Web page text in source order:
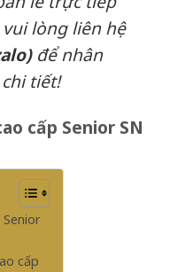
lòng liên hệ
để nhân
tiết!
cấp Senior SN
cấp